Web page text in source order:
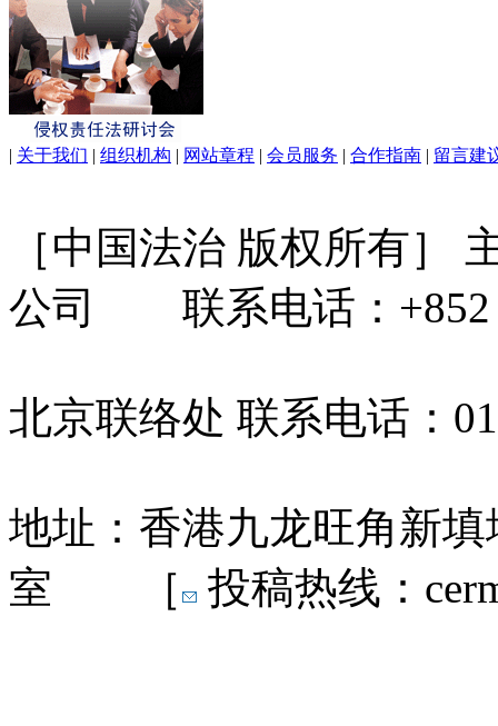
| 关于我们 | 组织机构 | 网站章程 | 会员服务 | 合作指南 | 留言建
［中国法治 版权所有］
公司 联系电话：+852
北京联络处 联系电话：
地址：香港九龙旺角新
室 ［
投稿热线：